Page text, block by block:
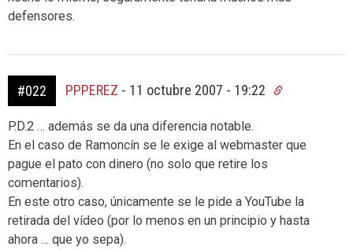
defensores.
#022 PPPEREZ - 11 octubre 2007 - 19:22
P.D.2 … además se da una diferencia notable.
En el caso de Ramoncín se le exige al webmaster que
pague el pato con dinero (no solo que retire los
comentarios).
En este otro caso, únicamente se le pide a YouTube la
retirada del vídeo (por lo menos en un principio y hasta
ahora … que yo sepa).